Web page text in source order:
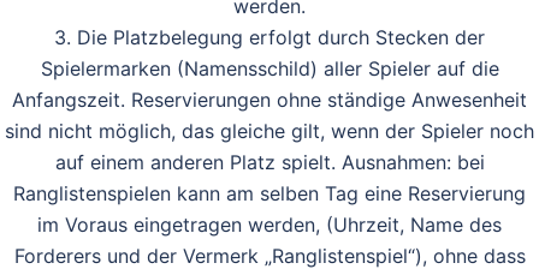
werden.
3. Die Platzbelegung erfolgt durch Stecken der
Spielermarken (Namensschild) aller Spieler auf die
Anfangszeit. Reservierungen ohne ständige Anwesenheit
sind nicht möglich, das gleiche gilt, wenn der Spieler noch
auf einem anderen Platz spielt. Ausnahmen: bei
Ranglistenspielen kann am selben Tag eine Reservierung
im Voraus eingetragen werden, (Uhrzeit, Name des
Forderers und der Vermerk „Ranglistenspiel“), ohne dass